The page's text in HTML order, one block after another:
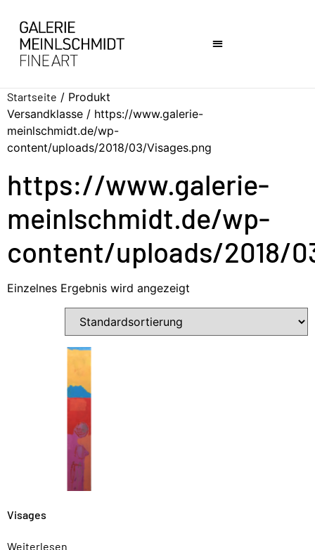
Startseite / Produkt
Versandklasse / https://www.galerie-
meinlschmidt.de/wp-
content/uploads/2018/03/Visages.png
https://www.galerie-
meinlschmidt.de/wp-
content/uploads/2018/
Einzelnes Ergebnis wird angezeigt
Visages
Weiterlesen